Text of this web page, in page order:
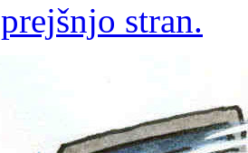
prejšnjo stran.